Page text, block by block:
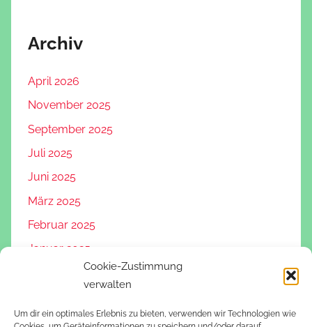
Cookie-Zustimmung
verwalten
Um dir ein optimales Erlebnis zu bieten, verwenden wir Technologien wie
Archiv
April 2026
November 2025
September 2025
Juli 2025
Juni 2025
März 2025
Februar 2025
Januar 2025
November 2024
August 2024